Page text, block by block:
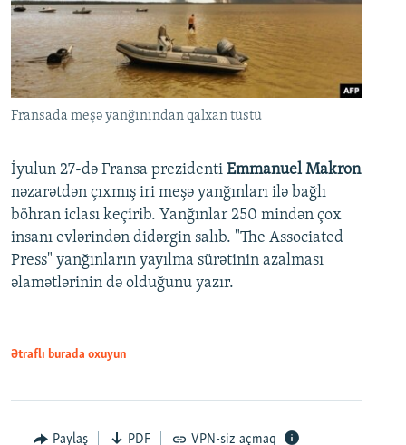
Fransada meşə yanğınından qalxan tüstü
İyulun 27-də Fransa prezidenti Emmanuel Makron
nəzarətdən çıxmış iri meşə yanğınları ilə bağlı
böhran iclası keçirib. Yanğınlar 250 mindən çox
insanı evlərindən didərgin salıb. "The Associated
Press" yanğınların yayılma sürətinin azalması
əlamətlərinin də olduğunu yazır.
Ətraflı burada oxuyun
Paylaş PDF VPN-siz açmaq